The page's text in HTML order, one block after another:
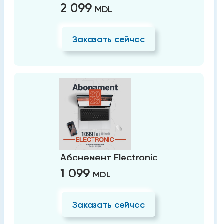
2 099 MDL
Заказать сейчас
Абонемент Electronic
1 099 MDL
Заказать сейчас